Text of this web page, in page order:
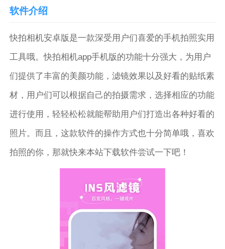
软件介绍
快拍相机安卓版是一款深受用户们喜爱的手机拍照实用
工具哦。快拍相机app手机版的功能十分强大，为用户
们提供了丰富的美颜功能，滤镜效果以及好看的贴纸素
材，用户们可以根据自己的拍摄需求，选择相应的功能
进行使用，轻轻松松就能帮助用户们打造出各种好看的
照片。而且，这款软件的操作方式也十分简单哦，喜欢
拍照的你，那就快来本站下载软件尝试一下吧！